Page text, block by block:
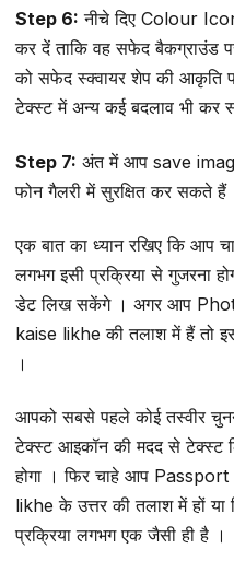
Step 6: नीचे दिए Colour
कर दें ताकि वह सफेद बैकग्राउंड
को सफेद स्क्वायर शेप की आकृति
टेक्स्ट में अन्य कई बदलाव भी कर
Step 7: अंत में आप save
फोन गैलरी में सुरक्षित कर सकते हैं
एक बात का ध्यान रखिए कि आप
लगभग इसी प्रक्रिया से गुजरना
डेट लिख सकेंगे । अगर आप
kaise likhe की तलाश में हैं तो
।
आपको सबसे पहले कोई तस्वीर
टेक्स्ट आइकॉन की मदद से टेक्स्ट
होगा । फिर चाहे आप
likhe के उत्तर की तलाश में हों
प्रक्रिया लगभग एक जैसी ही है ।